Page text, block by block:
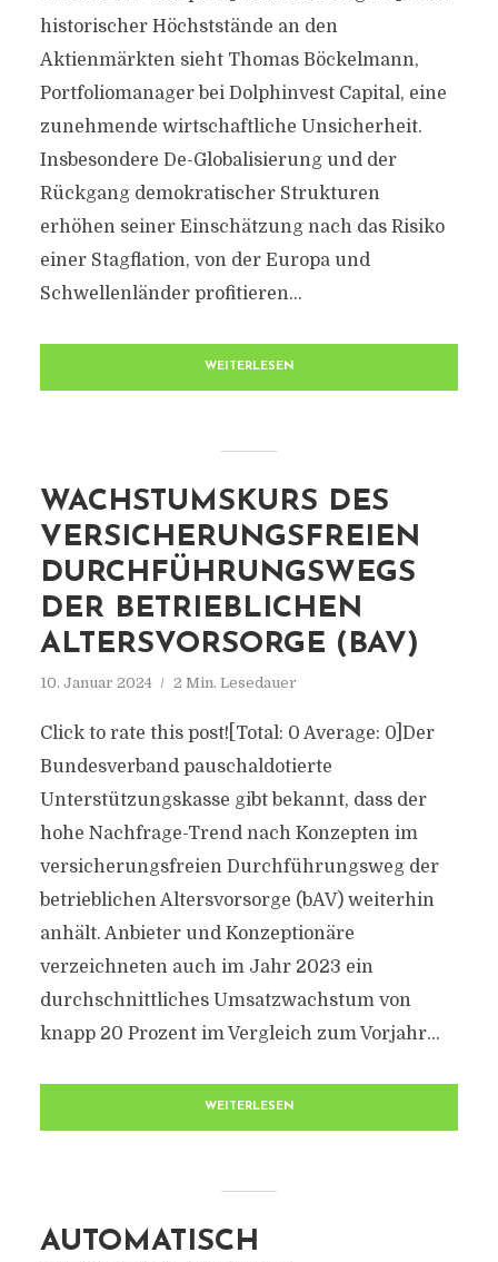
historischer Höchststände an den
Aktienmärkten sieht Thomas Böckelmann,
Portfoliomanager bei Dolphinvest Capital, eine
zunehmende wirtschaftliche Unsicherheit.
Insbesondere De-Globalisierung und der
Rückgang demokratischer Strukturen
erhöhen seiner Einschätzung nach das Risiko
einer Stagflation, von der Europa und
Schwellenländer profitieren...
WEITERLESEN
WACHSTUMSKURS DES
VERSICHERUNGSFREIEN
DURCHFÜHRUNGSWEGS
DER BETRIEBLICHEN
ALTERSVORSORGE (BAV)
10. Januar 2024 2 Min. Lesedauer
Click to rate this post![Total: 0 Average: 0]Der
Bundesverband pauschaldotierte
Unterstützungskasse gibt bekannt, dass der
hohe Nachfrage-Trend nach Konzepten im
versicherungsfreien Durchführungsweg der
betrieblichen Altersvorsorge (bAV) weiterhin
anhält. Anbieter und Konzeptionäre
verzeichneten auch im Jahr 2023 ein
durchschnittliches Umsatzwachstum von
knapp 20 Prozent im Vergleich zum Vorjahr...
WEITERLESEN
AUTOMATISCH